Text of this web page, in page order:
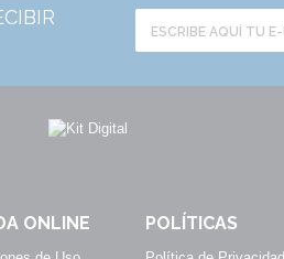
ONLINE POLÍTICAS